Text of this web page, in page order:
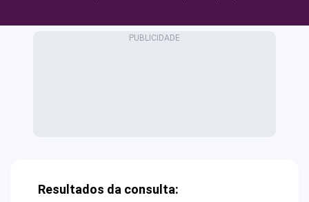
Resultados da consulta: